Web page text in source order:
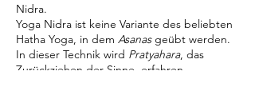
Nidra.
Yoga Nidra ist keine Variante des beliebten
Hatha Yoga, in dem Asanas geübt werden.
In dieser Technik wird Pratyahara, das
Zurückziehen der Sinne, erfahren.